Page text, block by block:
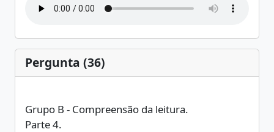
Pergunta (36)
Grupo B - Compreensão da leitura.
Parte 4.